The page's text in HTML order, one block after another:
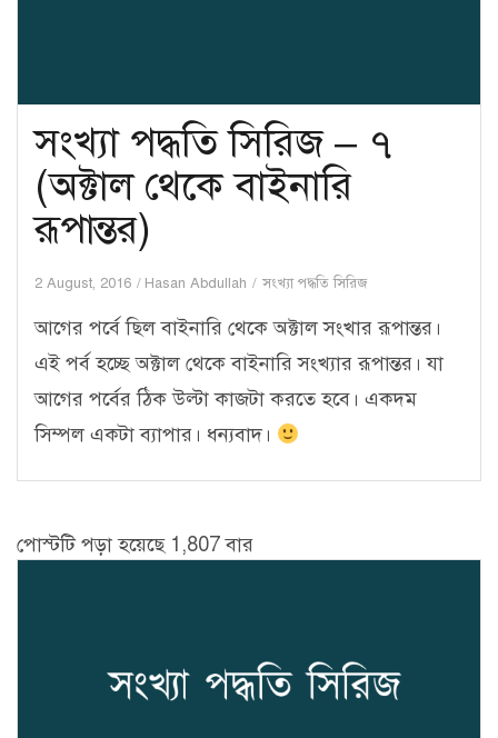
সংখ্যা পদ্ধতি সিরিজ – ৭
(অক্টাল থেকে বাইনারি
রূপান্তর)
2 August, 2016 Hasan Abdullah সংখ্যা পদ্ধতি সিরিজ
আগের পর্বে ছিল বাইনারি থেকে অক্টাল সংখার রূপান্তর।
এই পর্ব হচ্ছে অক্টাল থেকে বাইনারি সংখ্যার রূপান্তর। যা
আগের পর্বের ঠিক উল্টা কাজটা করতে হবে। একদম
সিম্পল একটা ব্যাপার। ধন্যবাদ।
পোস্টটি পড়া হয়েছে 1,807 বার